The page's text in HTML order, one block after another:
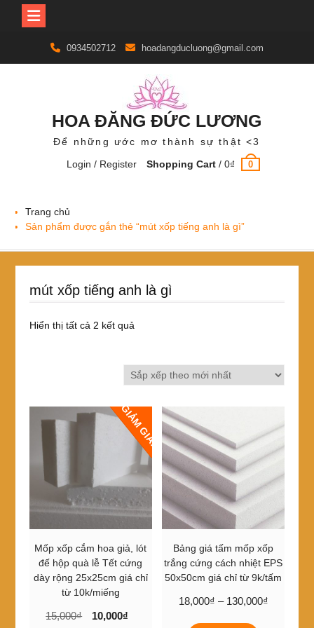
content
0934502712 hoadangducluong@gmail.com
HOA ĐĂNG ĐỨC LƯƠNG
Để những ước mơ thành sự thật <3
Login / Register
Shopping Cart /0₫ 0
Trang chủ
Sản phẩm được gắn thẻ “mút xốp tiếng anh là gì”
mút xốp tiếng anh là gì
Hiển thị tất cả 2 kết quảĐã
theo
mới
GIẢM GIÁ!
Mốp xốp cắm hoa giả, lót
đế hộp quà lễ Tết cứng
dày rộng 25x25cm giá chỉ
từ 10k/miếng
15,000₫
Giá
10,000₫
Bảng giá tấm mốp xốp
trắng cứng cách nhiệt EPS
50x50cm giá chỉ từ 9k/tấm
18,000₫ – 130,000₫Khoảng